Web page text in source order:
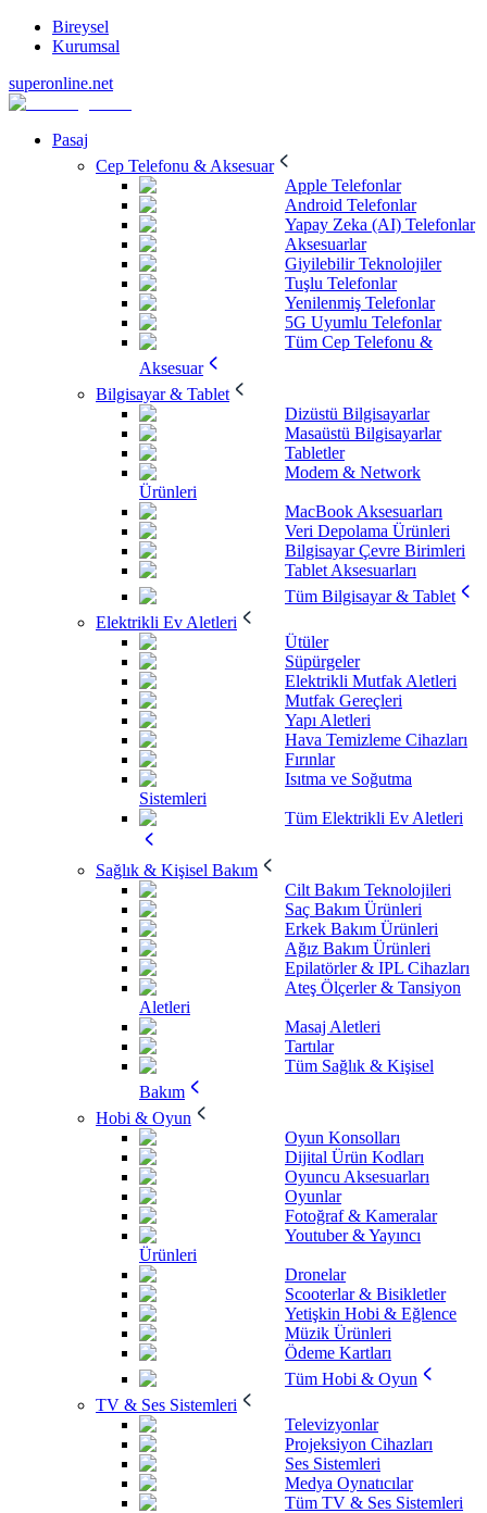
Bireysel
Kurumsal
superonline.net
Pasaj
Cep Telefonu & Aksesuar
Apple Telefonlar
Android Telefonlar
Yapay Zeka (AI) Telefonlar
Aksesuarlar
Giyilebilir Teknolojiler
Tuşlu Telefonlar
Yenilenmiş Telefonlar
5G Uyumlu Telefonlar
Tüm Cep Telefonu &
Aksesuar
Bilgisayar & Tablet
Dizüstü Bilgisayarlar
Masaüstü Bilgisayarlar
Tabletler
Modem & Network
Ürünleri
MacBook Aksesuarları
Veri Depolama Ürünleri
Bilgisayar Çevre Birimleri
Tablet Aksesuarları
Tüm Bilgisayar & Tablet
Elektrikli Ev Aletleri
Ütüler
Süpürgeler
Elektrikli Mutfak Aletleri
Mutfak Gereçleri
Yapı Aletleri
Hava Temizleme Cihazları
Fırınlar
Isıtma ve Soğutma
Sistemleri
Tüm Elektrikli Ev Aletleri
Sağlık & Kişisel Bakım
Cilt Bakım Teknolojileri
Saç Bakım Ürünleri
Erkek Bakım Ürünleri
Ağız Bakım Ürünleri
Epilatörler & IPL Cihazları
Ateş Ölçerler & Tansiyon
Aletleri
Masaj Aletleri
Tartılar
Tüm Sağlık & Kişisel
Bakım
Hobi & Oyun
Oyun Konsolları
Dijital Ürün Kodları
Oyuncu Aksesuarları
Oyunlar
Fotoğraf & Kameralar
Youtuber & Yayıncı
Ürünleri
Dronelar
Scooterlar & Bisikletler
Yetişkin Hobi & Eğlence
Müzik Ürünleri
Ödeme Kartları
Tüm Hobi & Oyun
TV & Ses Sistemleri
Televizyonlar
Projeksiyon Cihazları
Ses Sistemleri
Medya Oynatıcılar
Tüm TV & Ses Sistemleri